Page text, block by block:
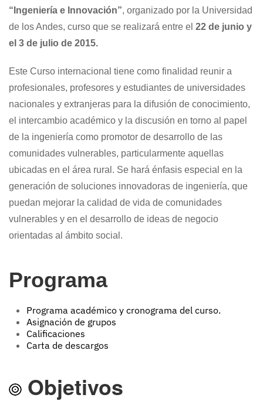
“Ingeniería e Innovación”, organizado por la Universidad
de los Andes, curso que se realizará entre el 22 de junio y
el 3 de julio de 2015.
Este Curso internacional tiene como finalidad reunir a
profesionales, profesores y estudiantes de universidades
nacionales y extranjeras para la difusión de conocimiento,
el intercambio académico y la discusión en torno al papel
de la ingeniería como promotor de desarrollo de las
comunidades vulnerables, particularmente aquellas
ubicadas en el área rural. Se hará énfasis especial en la
generación de soluciones innovadoras de ingeniería, que
puedan mejorar la calidad de vida de comunidades
vulnerables y en el desarrollo de ideas de negocio
orientadas al ámbito social.
Programa
Programa académico y cronograma del curso.
Asignación de grupos
Calificaciones
Carta de descargos
Objetivos